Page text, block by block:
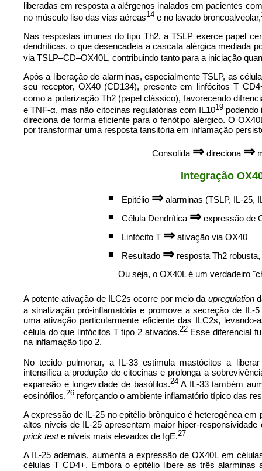
liberadas em resposta a alérgenos inalados em pacientes
no músculo liso das vias aéreas14 e no lavado broncoalveolar,
Nas respostas imunes do tipo Th2, a TSLP exerce papel
dendríticas, o que desencadeia a cascata alérgica mediada
via TSLP–CD–OX40L, contribuindo tanto para a iniciação
Após a liberação de alarminas, especialmente TSLP, as
seu receptor, OX40 (CD134), presente em linfócitos T
como a polarização Th2 (papel clássico), favorecendo
e TNF-α, mas não citocinas regulatórias com IL1019 podendo
direciona de forma eficiente para o fenótipo alérgico. O
por transformar uma resposta tansitória em inflamação
Consolida ⇒ direciona ⇒
Integração
■ Epitélio ⇒alarminas (TSLP, IL-25,
■
Célula Dendrítica ⇒expressão de
■
Linfócito T ⇒ativação via OX40
■
Resultado ⇒resposta Th2
Ou seja, o OX40L é um verdadeiro
A potente ativação de ILC2s ocorre por meio da upregulation
a sinalização pró-inflamatória e promove a secreção de IL-
uma ativação particularmente eficiente das ILC2s,
célula do que linfócitos T tipo 2 ativados.22Esse diferencial
na inflamação tipo 2.
No tecido pulmonar, a IL-33 estimula mastócitos a
intensifica a produção de citocinas e prolonga a
expansão e longevidade de basófilos.24A IL-33 também
eosinófilos,26 reforçando o ambiente inflamatório típico das
A expressão de IL-25 no epitélio brônquico é heterogênea
altos níveis de IL-25 apresentam maior hiper-
prick teste níveis mais elevados de IgE.27
A IL-25 ademais, aumenta a expressão de OX40L em
células T CD4+. Embora o epitélio libere as três